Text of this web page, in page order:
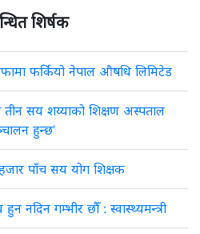
शिर्षक
फर्कियो नेपाल औषधि लिमिटेड
तीन सय शय्याको शिक्षण अस्पताल
हुन्छ’
पाँच सय योग शिक्षक
नदिन गम्भीर छौँ : स्वास्थ्यमन्त्री